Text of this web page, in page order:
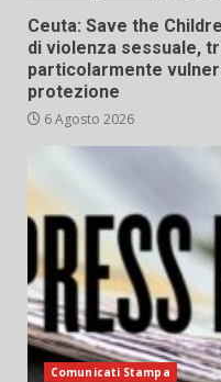
Ceuta: Save the
di violenza sessuale,
particolarmente
protezione
6 Agosto 2026
Comunicati Stampa